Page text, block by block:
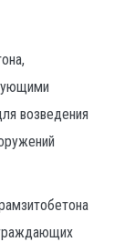
возведения